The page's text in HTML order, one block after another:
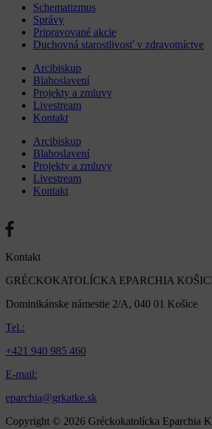
Schematizmus
Správy
Pripravované akcie
Duchovná starostlivosť v zdravotníctve
Arcibiskup
Blahoslavení
Projekty a zmluvy
Livestream
Kontakt
Arcibiskup
Blahoslavení
Projekty a zmluvy
Livestream
Kontakt
Kontakt
GRÉCKOKATOLÍCKA EPARCHIA
Dominikánske námestie 2/A, 040 01 Košice
Tel.:
+421 940 985 460
E-mail:
eparchia@grkatke.sk
Copyright © 2026 Gréckokatolícka Eparchia